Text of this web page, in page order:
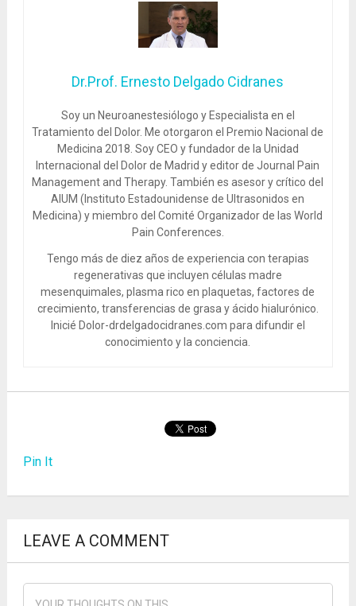
Dr.Prof. Ernesto Delgado Cidranes
Soy un Neuroanestesiólogo y Especialista en el
Tratamiento del Dolor. Me otorgaron el Premio Nacional de
Medicina 2018. Soy CEO y fundador de la Unidad
Internacional del Dolor de Madrid y editor de Journal Pain
Management and Therapy. También es asesor y crítico del
AIUM (Instituto Estadounidense de Ultrasonidos en
Medicina) y miembro del Comité Organizador de las World
Pain Conferences.
Tengo más de diez años de experiencia con terapias
regenerativas que incluyen células madre
mesenquimales, plasma rico en plaquetas, factores de
crecimiento, transferencias de grasa y ácido hialurónico.
Inicié Dolor-drdelgadocidranes.com para difundir el
conocimiento y la conciencia.
Pin It
LEAVE A COMMENT